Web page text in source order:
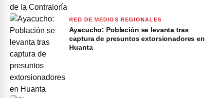
RED DE MEDIOS REGIONALES
Ayacucho: Población se levanta tras
captura de presuntos extorsionadores en
Huanta